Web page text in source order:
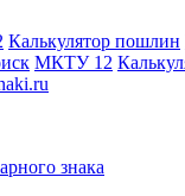
Калькулятор пошлин
МКТУ 12
знака